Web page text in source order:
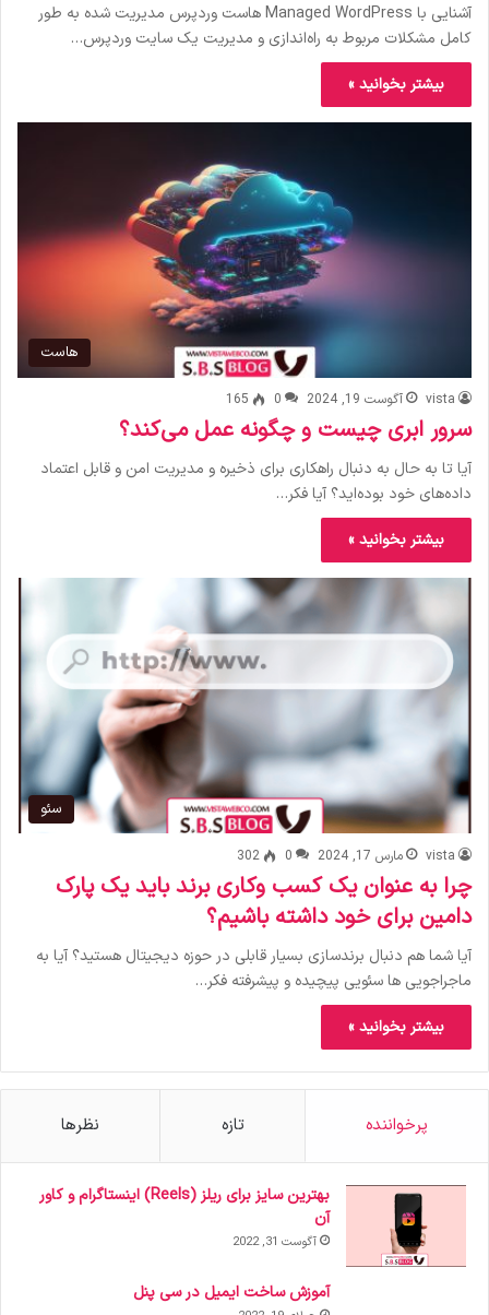
آشنایی با Managed WordPress هاست وردپرس مدیریت شده به طور
کامل مشکلات مربوط به راه‌اندازی و مدیریت یک سایت وردپرس…
بیشتر بخوانید »
هاست
vista آگوست 19, 2024 0
165
سرور ابری چیست و چگونه عمل می‌کند؟
آیا تا به حال به دنبال راهکاری برای ذخیره و مدیریت امن و قابل اعتماد
داده‌های خود بوده‌اید؟ آیا فکر…
بیشتر بخوانید »
سئو
vista مارس 17, 2024 0
302
چرا به عنوان یک کسب وکاری برند باید یک پارک
دامین برای خود داشته باشیم؟
آیا شما هم دنبال برندسازی بسیار قابلی در حوزه دیجیتال هستید؟ آیا به
ماجراجویی ها سئویی پیچیده و پیشرفته فکر…
بیشتر بخوانید »
پرخواننده تازه نظرها
بهترین سایز برای ریلز (Reels) اینستاگرام و کاور
آن
آگوست 31, 2022
آموزش ساخت ایمیل در سی پنل